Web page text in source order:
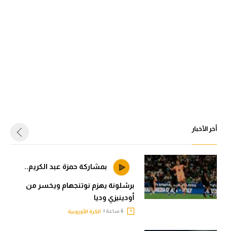
أخر الأخبار
بمشاركة حمزة عبد الكريم..
برشلونة يهزم نوتنجهام ويخسر من
أودينيزي وديا
الكرة الأوروبية